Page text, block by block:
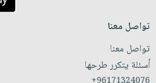
تواصل معنا
تواصل معنا
أسئلة يتكرر طرحها